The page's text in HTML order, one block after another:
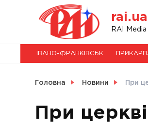
rai.ua
RAI
НОВИНИ
СВІТ
ІВАНО-ФРАНКІВСЬК
Головна Новини При
При